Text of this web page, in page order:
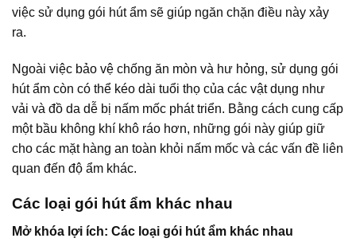
việc sử dụng gói hút ẩm sẽ giúp ngăn chặn điều này xảy
ra.
Ngoài việc bảo vệ chống ăn mòn và hư hỏng, sử dụng gói
hút ẩm còn có thể kéo dài tuổi thọ của các vật dụng như
vải và đồ da dễ bị nấm mốc phát triển. Bằng cách cung cấp
một bầu không khí khô ráo hơn, những gói này giúp giữ
cho các mặt hàng an toàn khỏi nấm mốc và các vấn đề liên
quan đến độ ẩm khác.
Các loại gói hút ẩm khác nhau
Mở khóa lợi ích: Các loại gói hút ẩm khác nhau